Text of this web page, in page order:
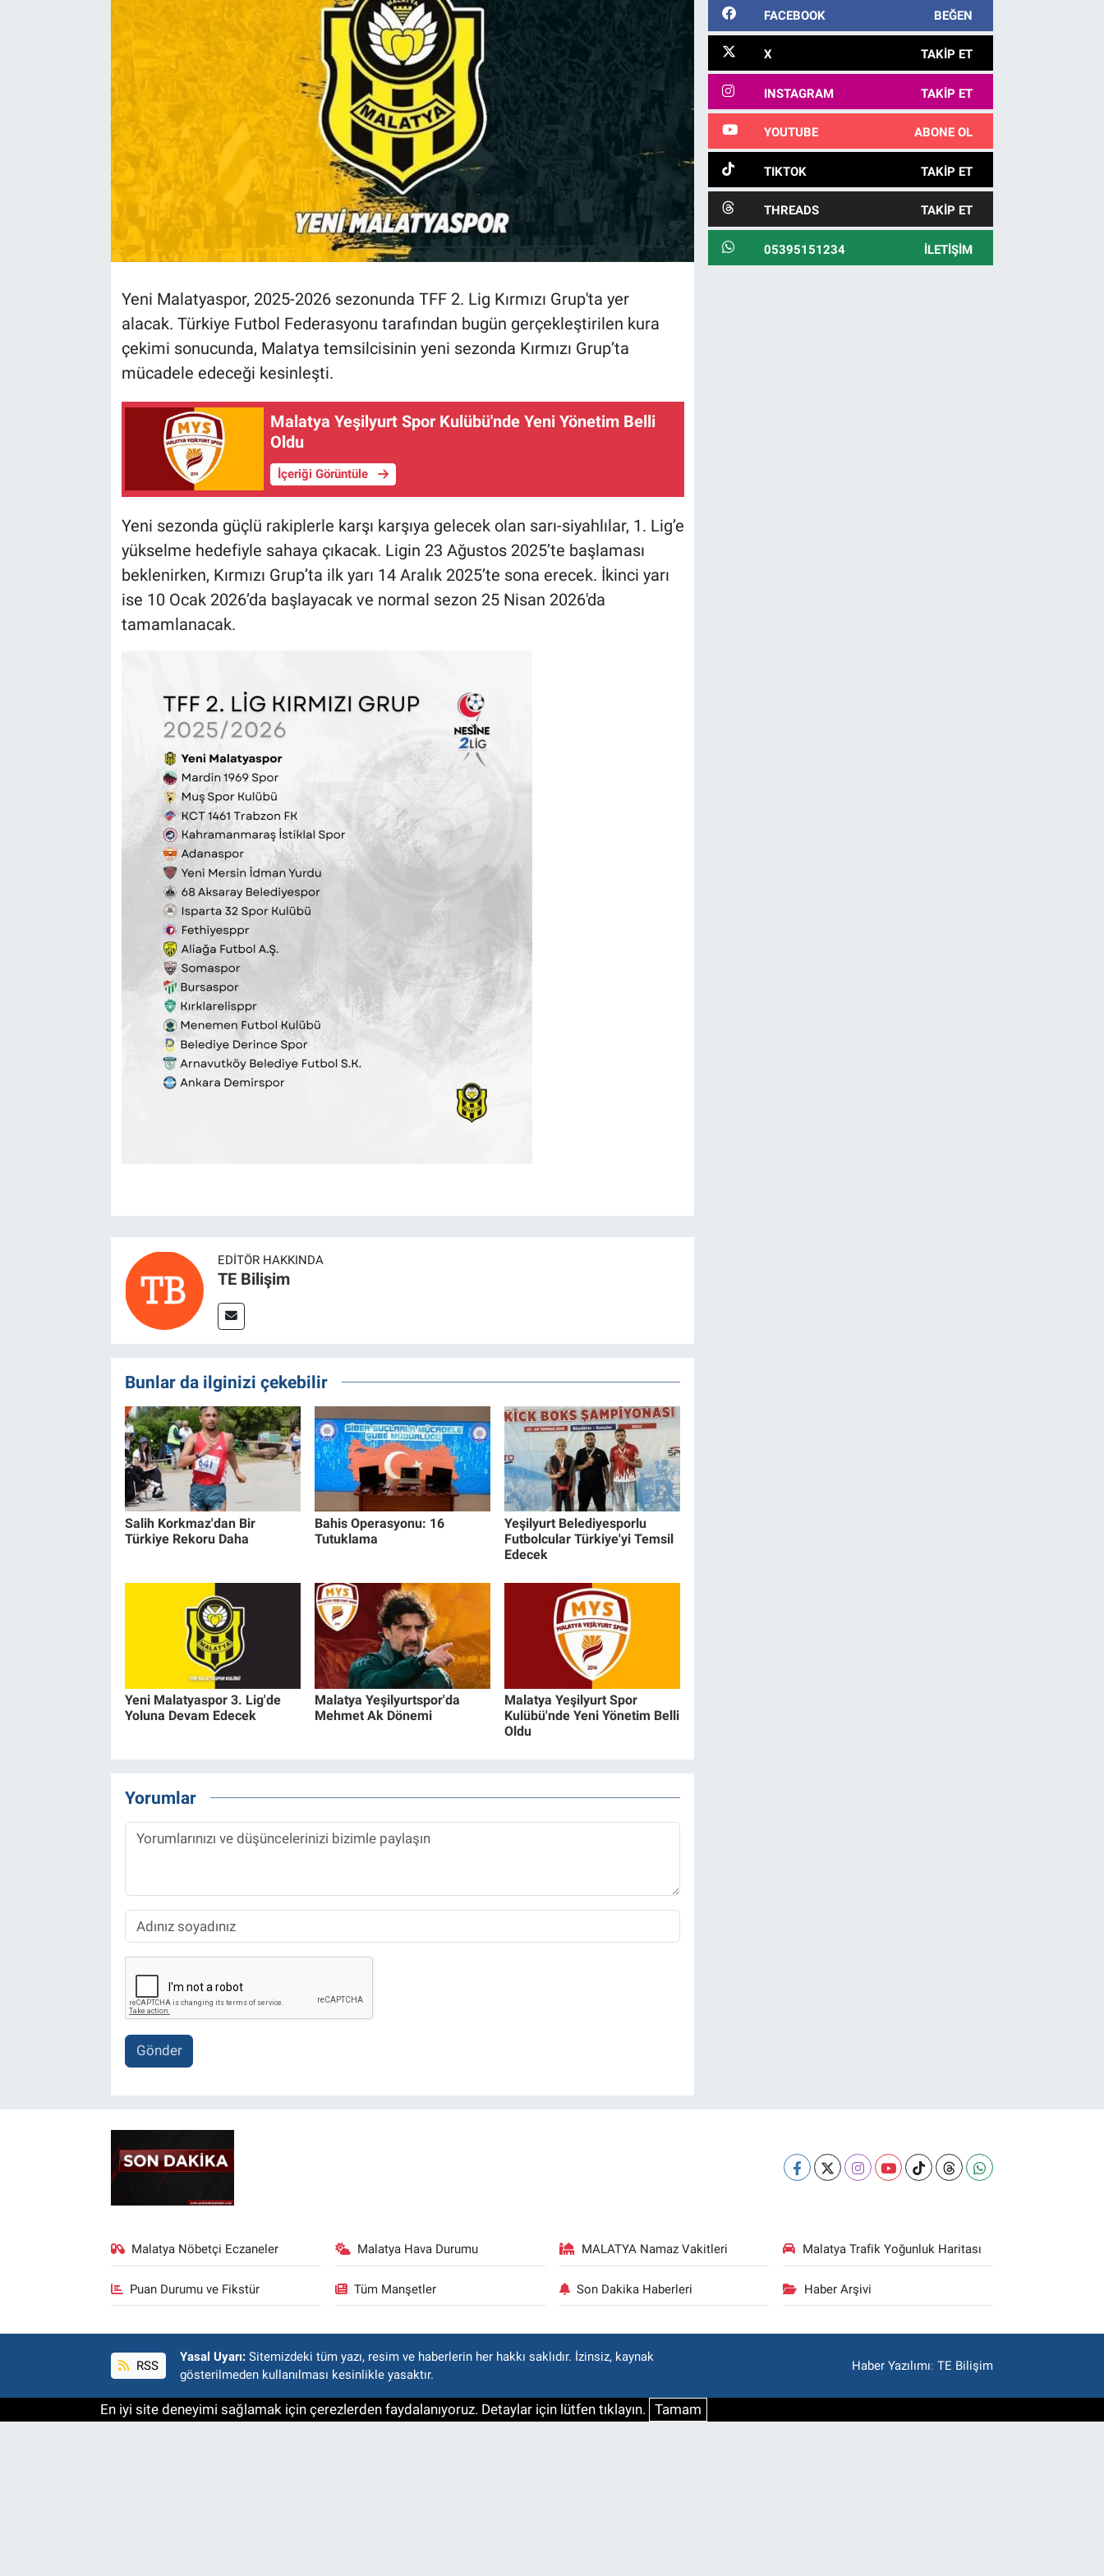
Yeni Malatyaspor, 2025-2026 sezonunda TFF 2. Lig Kırmızı Grup'ta yer
alacak. Türkiye Futbol Federasyonu tarafından bugün gerçekleştirilen kura
çekimi sonucunda, Malatya temsilcisinin yeni sezonda Kırmızı Grup’ta
mücadele edeceği kesinleşti.
Malatya Yeşilyurt Spor Kulübü'nde Yeni Yönetim Belli
Oldu
İçeriği Görüntüle
Yeni sezonda güçlü rakiplerle karşı karşıya gelecek olan sarı-siyahlılar, 1. Lig’e
yükselme hedefiyle sahaya çıkacak. Ligin 23 Ağustos 2025’te başlaması
beklenirken, Kırmızı Grup’ta ilk yarı 14 Aralık 2025’te sona erecek. İkinci yarı
ise 10 Ocak 2026’da başlayacak ve normal sezon 25 Nisan 2026'da
tamamlanacak.
EDITÖR HAKKINDA
TE Bilişim
Bunlar da ilginizi çekebilir
Salih Korkmaz'dan Bir
Türkiye Rekoru Daha
Bahis Operasyonu: 16
Tutuklama
Yeşilyurt Belediyesporlu
Futbolcular Türkiye'yi Temsil
Edecek
Yeni Malatyaspor 3. Lig'de
Yoluna Devam Edecek
Malatya Yeşilyurtspor'da
Mehmet Ak Dönemi
Malatya Yeşilyurt Spor
Kulübü'nde Yeni Yönetim Belli
Oldu
Yorumlar
Gönder
FACEBOOK BEĞEN
X TAKIP ET
INSTAGRAM TAKIP ET
YOUTUBE ABONE OL
TIKTOK TAKIP ET
THREADS TAKIP ET
05395151234 İLETIŞIM
Malatya Nöbetçi Eczaneler Malatya Hava Durumu MALATYA Namaz Vakitleri Malatya Trafik Yoğunluk Haritası
Puan Durumu ve Fikstür Tüm Manşetler Son Dakika Haberleri Haber Arşivi
RSS
Yasal Uyarı: Sitemizdeki tüm yazı, resim ve haberlerin her hakkı saklıdır. İzinsiz, kaynak
gösterilmeden kullanılması kesinlikle yasaktır.
Haber Yazılımı:TE Bilişim
En iyi site deneyimi sağlamak için çerezlerden faydalanıyoruz. Detaylar için lütfen tıklayın. Tamam